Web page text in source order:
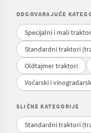
ODGOVARAJUĆE
Specijalni i mali
Standardni traktori
Oldtajmer traktori
Voćarski i
SLIČNE KATEGORIJE
Standardni traktori